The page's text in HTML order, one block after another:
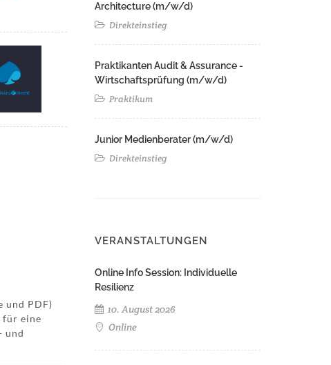
und PDF)
eine
und
Architecture (m/w/d)​ ​
Direkteinstieg
Praktikanten Audit & Assurance -
Wirtschaftsprüfung (m/w/d)
Praktikum
Junior Medienberater (m/w/d)
Direkteinstieg
VERANSTALTUNGEN
Online Info Session: Individuelle
Resilienz
10. August 2026
Online